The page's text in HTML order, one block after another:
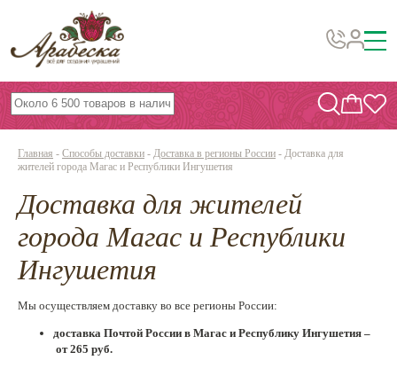
Бусины, подвески, декор
Бисер
Вышивка украшений
Фурнитура
Проволока
Эпоксидная смола
По темам и сезонам
Главная - Способы доставки - Доставка в регионы России - Доставка для
жителей города Магас и Республики Ингушетия
Доставка для жителей
города Магас и Республики
Ингушетия
Мы осуществляем доставку во все регионы России:
доставка Почтой России в Магас и Республику Ингушетия –
от 265 руб.